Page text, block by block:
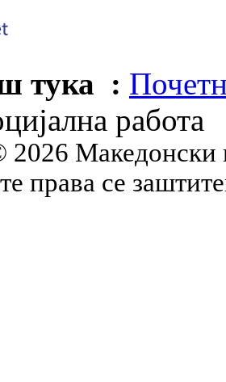
тука :
работа
Македонски
права се